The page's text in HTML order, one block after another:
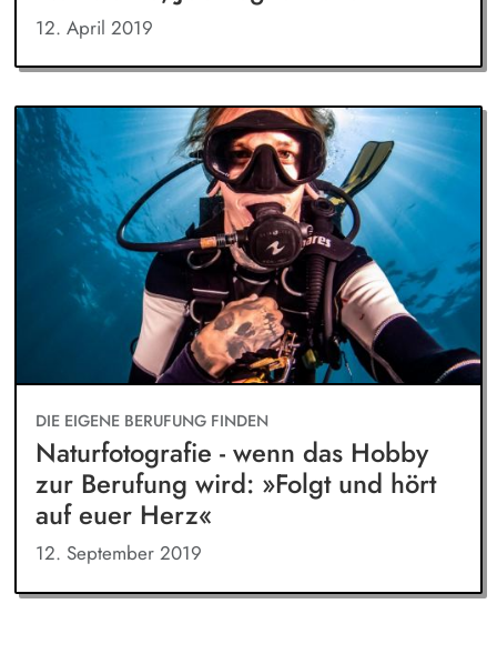
12. April 2019
DIE EIGENE BERUFUNG FINDEN
Naturfotografie - wenn das Hobby
zur Berufung wird: »Folgt und hört
auf euer Herz«
12. September 2019